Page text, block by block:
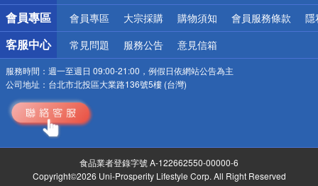
會員專區 會員專區 大宗採購 購物須知 會員服務條款 隱
客服中心 常見問題 服務公告 意見信箱
服務時間： 週一至週日 09:00-21:00，例假日依網站公告為主
公司地址： 台北市北投區大業路136號5樓 (台灣)
食品業者登錄字號 A-122662550-00000-6
Copyright©2026 Uni-Prosperity Lifestyle Corp. All Right Reserved